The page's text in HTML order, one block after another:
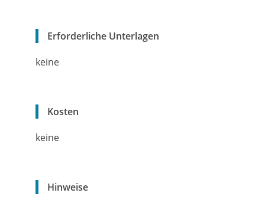
Erforderliche Unterlagen
keine
Kosten
keine
Hinweise